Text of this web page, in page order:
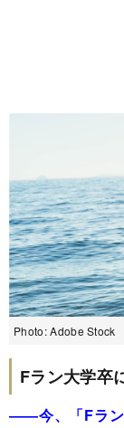
Photo: Adobe Stock
Fラン大学卒
――今、「Fラン